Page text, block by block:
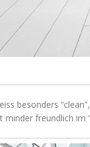
besonders
minder freundlich im